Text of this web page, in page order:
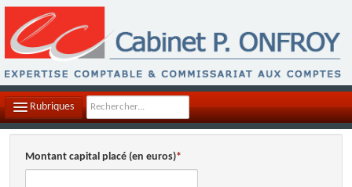
Rubriques
Montant capital placé (en euros)